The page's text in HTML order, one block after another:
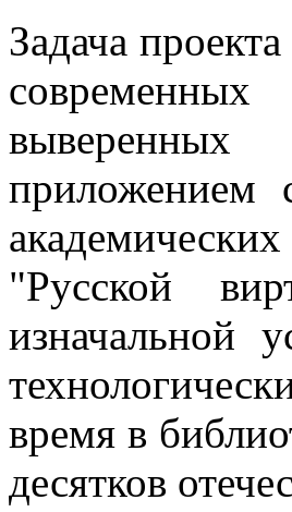
Задача
приложением
"Русской
изначальной
время в
десятков